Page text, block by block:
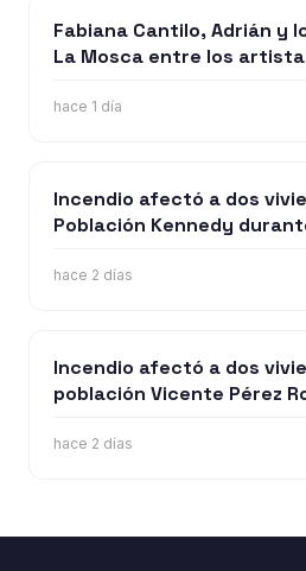
Fabiana Cantilo, Adrián y
La Mosca entre los
hace 1 día
Incendio afectó a dos
Población Kennedy
hace 2 días
Incendio afectó a dos
población Vicente Pérez
hace 2 días